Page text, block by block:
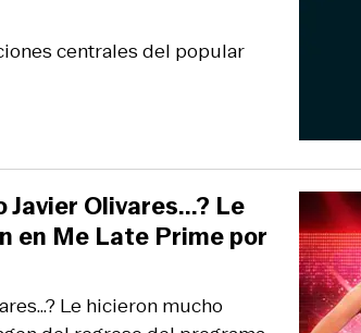
centrales del popular
Le hicieron mucho
Javier Olivares...? Le
en Me Late Prime por